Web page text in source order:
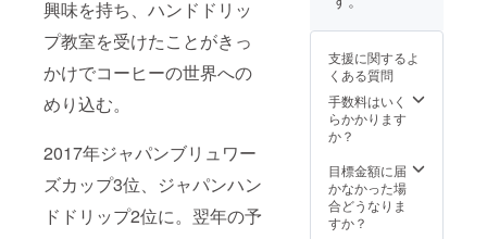
興味を持ち、ハンドドリッ
プ教室を受けたことがきっ
かけでコーヒーの世界への
めり込む。
2017年ジャパンブリュワー
ズカップ3位、ジャパンハン
ドドリップ2位に。翌年の予
ら嬉し
いで
す。 詳
細は終
了後に
個別に
質問を
いたし
ます。
抽出時
間を含
め、概
間まで
は雑談
したり
コー
支援に関するよ
くある質問
手数料はいく
らかかります
か？
目標金額に届
かなかった場
合どうなりま
すか？